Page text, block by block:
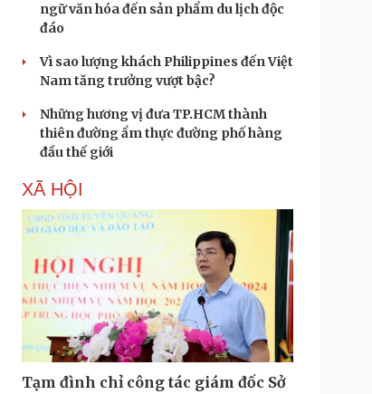
ngữ văn hóa đến sản phẩm du lịch độc
đáo
Vì sao lượng khách Philippines đến Việt
Nam tăng trưởng vượt bậc?
Những hương vị đưa TP.HCM thành
thiên đường ẩm thực đường phố hàng
đầu thế giới
XÃ HỘI
Tạm đình chỉ công tác giám đốc Sở